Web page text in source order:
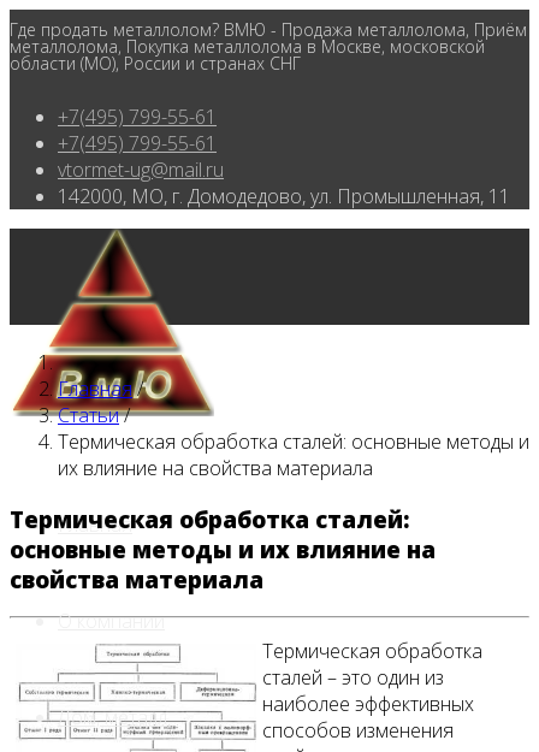
Где продать металлолом? ВМЮ - Продажа металлолома, Приём
металлолома, Покупка металлолома в Москве, московской
области (МО), России и странах СНГ
+7(495) 799-55-61
+7(495) 799-55-61
vtormet-ug@mail.ru
142000, МО, г. Домодедово, ул. Промышленная, 11
Главная
О компании
Лом, металл
Главная/
Статьи/
Термическая обработка сталей: основные методы и
их влияние на свойства материала
Термическая обработка сталей:
основные методы и их влияние на
свойства материала
Термическая обработка
сталей – это один из
наиболее эффективных
способов изменения